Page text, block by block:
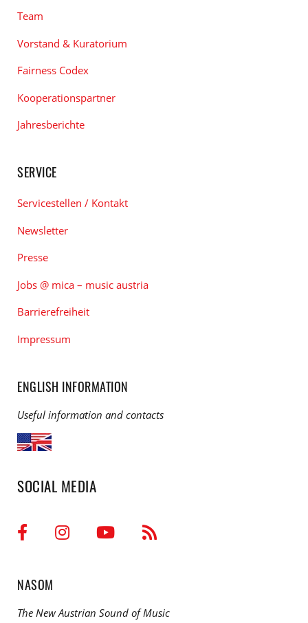
Team
Vorstand & Kuratorium
Fairness Codex
Kooperationspartner
Jahresberichte
SERVICE
Servicestellen / Kontakt
Newsletter
Presse
Jobs @ mica – music austria
Barrierefreiheit
Impressum
ENGLISH INFORMATION
Useful information and contacts
SOCIAL MEDIA
NASOM
The New Austrian Sound of Music